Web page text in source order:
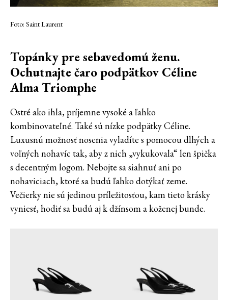
Foto: Saint Laurent
Topánky pre sebavedomú ženu.
Ochutnajte čaro podpätkov Céline
Alma Triomphe
Ostré ako ihla, príjemne vysoké a ľahko
kombinovateľné. Také sú nízke podpätky Céline.
Luxusnú možnosť nosenia vyladíte s pomocou dlhých a
voľných nohavíc tak, aby z nich „vykukovala“ len špička
s decentným logom. Nebojte sa siahnuť ani po
nohaviciach, ktoré sa budú ľahko dotýkať zeme.
Večierky nie sú jedinou príležitosťou, kam tieto krásky
vyniesť, hodiť sa budú aj k džínsom a koženej bunde.